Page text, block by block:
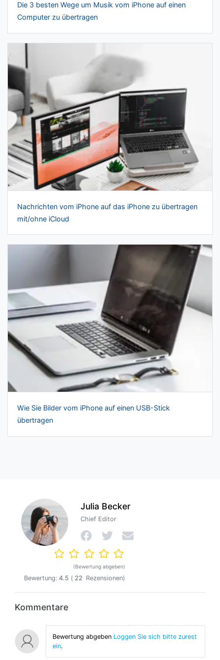
Die 3 besten Wege um Musik vom iPhone auf einen
Computer zu übertragen
Nachrichten vom iPhone auf das iPhone zu übertragen
mit/ohne iCloud
Wie Sie Bilder vom iPhone auf einen USB-Stick
übertragen
Julia Becker
Chief Editor
(Bewertung abgeben)
Bewertung: 4.5 ( 22 Rezensionen)
Kommentare
Bewertung abgebenLoggen Sie sich bitte zurest
ein.